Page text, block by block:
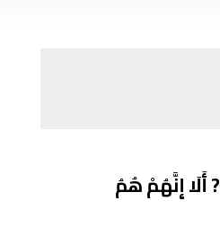
وَإِذَا قِيلَ لَهُمْ لَا تُفْسِدُوا فِي الْأَرْضِ قَالُوا إِنَّمَا نَحْنُ مُصْلِحُونَ?11? أَلَا إِنَّهُمْ هُمُ